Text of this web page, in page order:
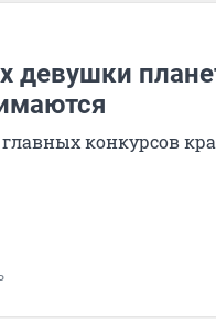
девушки
конкурсов